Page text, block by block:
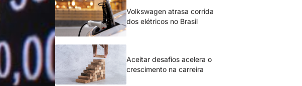
Volkswagen atrasa corrida
dos elétricos no Brasil
Aceitar desafios acelera o
crescimento na carreira